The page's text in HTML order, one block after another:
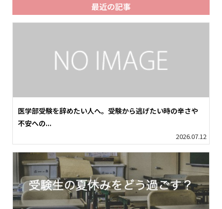
最近の記事
医学部受験を辞めたい人へ。受験から逃げたい時の辛さや
不安への...
2026.07.12